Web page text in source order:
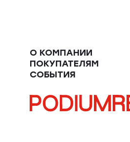
О КОМПАНИИ
ПОКУПАТЕЛЯМ
СОБЫТИЯ